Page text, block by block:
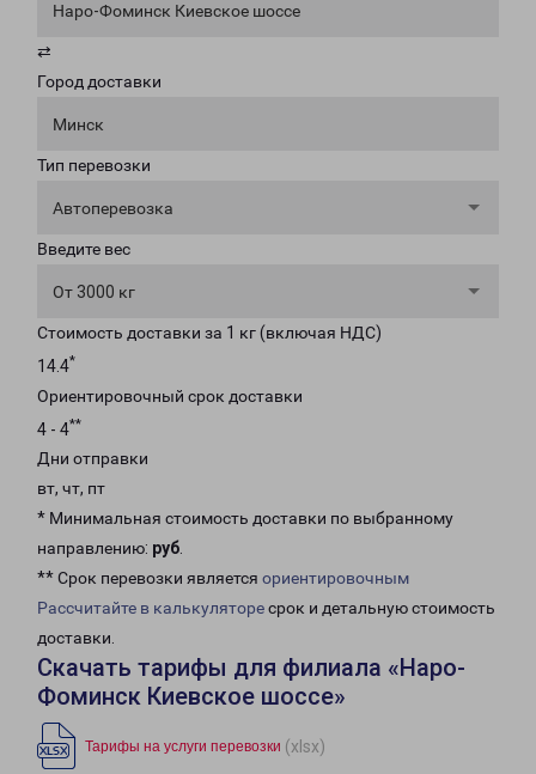
Наро-Фоминск Киевское шоссе
⇄
Город доставки
Минск
Тип перевозки
Автоперевозка
Введите вес
От 3000 кг
Стоимость доставки за 1 кг (включая НДС)
14.4*
Ориентировочный срок доставки
4 - 4**
Дни отправки
вт, чт, пт
* Минимальная стоимость доставки по выбранному
направлению: руб.
** Срок перевозки является ориентировочным
Рассчитайте в калькуляторесрок и детальную стоимость
доставки.
Скачать тарифы для филиала «Наро-
Фоминск Киевское шоссе»
Тарифы на услуги перевозки (xlsx)